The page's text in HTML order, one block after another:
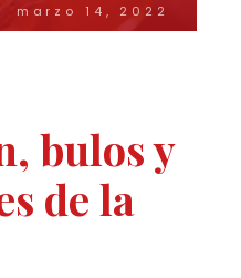
marzo 14, 2022
bulos y
de la